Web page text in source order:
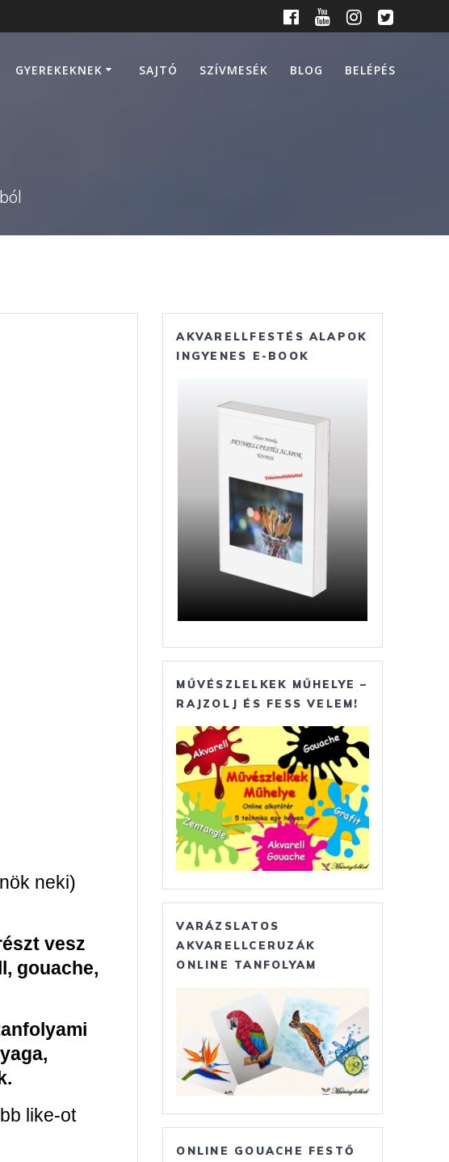
GYEREKEKNEK SAJTÓ SZÍVMESÉK BLOG BELÉPÉS
neki)
vesz
gouache,
like-ot
AKVARELLFESTÉS ALAPOK
INGYENES E-BOOK
MŰVÉSZLELKEK MŰHELYE –
RAJZOLJ ÉS FESS VELEM!
VARÁZSLATOS
AKVARELLCERUZÁK
ONLINE TANFOLYAM
ONLINE GOUACHE FESTŐ